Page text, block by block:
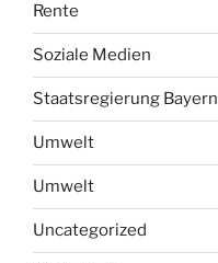
Rente
Soziale Medien
Staatsregierung Bayern
Umwelt
Umwelt
Uncategorized